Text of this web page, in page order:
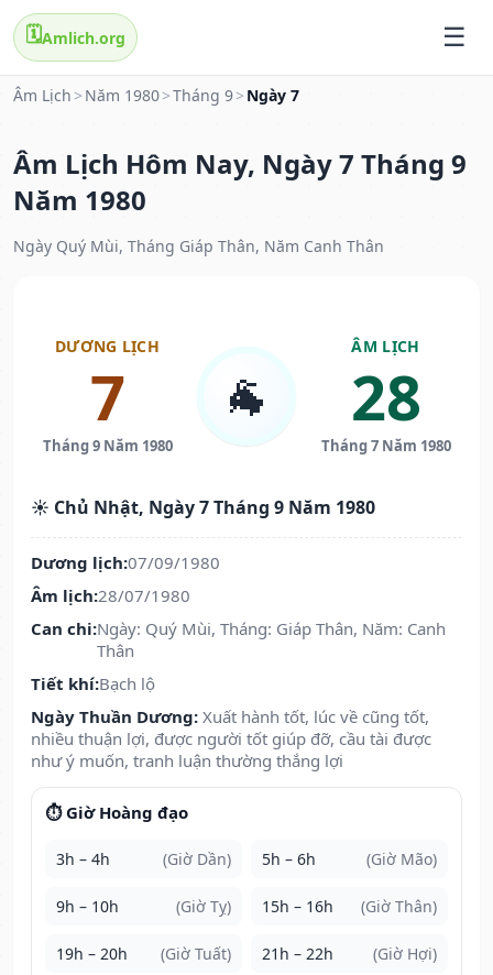
🗓️Amlich.org
Âm Lịch > Năm 1980>Tháng 9> Ngày 7
Âm Lịch Hôm Nay, Ngày 7 Tháng 9
Năm 1980
Ngày Quý Mùi, Tháng Giáp Thân, Năm Canh Thân
DƯƠNG LỊCH
7
Tháng 9 Năm 1980
🐐
ÂM LỊCH
28
Tháng 7 Năm 1980
☀️ Chủ Nhật, Ngày 7 Tháng 9 Năm 1980
Dương lịch:07/09/1980
Âm lịch:28/07/1980
Can chi:Ngày: Quý Mùi, Tháng: Giáp Thân, Năm: Canh
Thân
Tiết khí:Bạch lộ
Ngày Thuần Dương: Xuất hành tốt, lúc về cũng tốt,
nhiều thuận lợi, được người tốt giúp đỡ, cầu tài được
như ý muốn, tranh luận thường thắng lợi
⏱️ Giờ Hoàng đạo
3h – 4h (Giờ Dần) 5h – 6h (Giờ Mão)
9h – 10h (Giờ Tỵ) 15h – 16h (Giờ Thân)
19h – 20h (Giờ Tuất) 21h – 22h (Giờ Hợi)